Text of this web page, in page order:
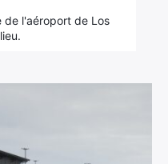
de l'aéroport de Los